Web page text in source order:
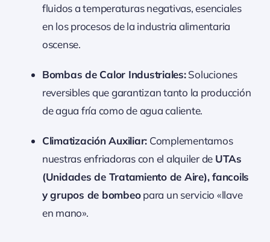
fluidos a temperaturas negativas, esenciales
en los procesos de la industria alimentaria
oscense.
Bombas de Calor Industriales:Soluciones
reversibles que garantizan tanto la producción
de agua fría como de agua caliente.
Climatización Auxiliar: Complementamos
nuestras enfriadoras con el alquiler de UTAs
(Unidades de Tratamiento de Aire), fancoils
y grupos de bombeopara un servicio «llave
en mano».